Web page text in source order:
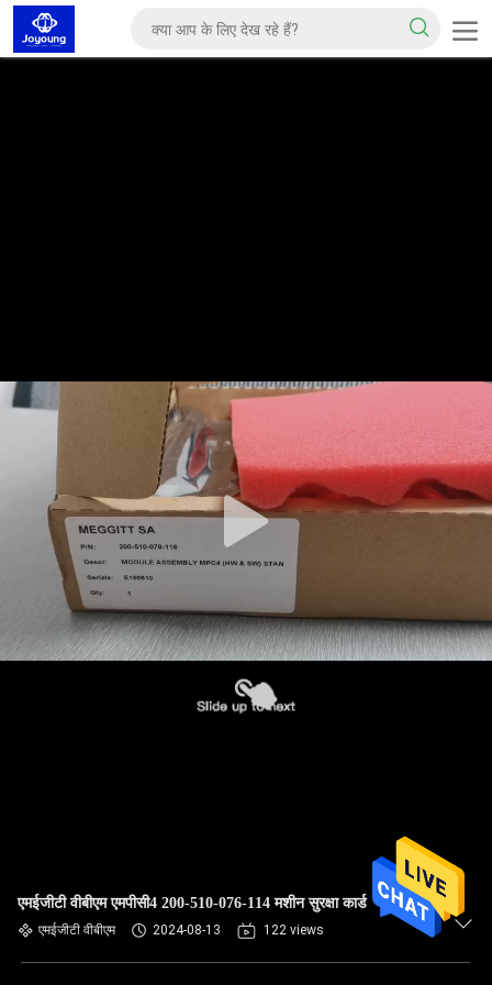
एमईजीटी वीबीएम एमपीसी4 200-510-076-114 मशीन सुरक्षा कार्ड
एमईजीटी वीबीएम 2024-08-13 122 views